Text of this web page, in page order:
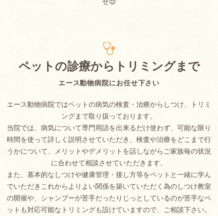
エース動物病院にお任せ下さい
ペットの診療からトリミングまで
エース動物病院ではペットの病気の検査・治療からしつけ、トリミ
ングまで取り扱っております。
当院では、病気について専門用語を出来るだけ使わず、可能な限り
時間を使って詳しく説明させていただき、検査や治療をどこまで行
うかについて、メリットやデメリットを話しながらご家族毎の状況
に合わせて相談させていただきます。
また、基本的なしつけや健康管理・接し方等をペットと一緒に学ん
でいただきこれからよりよい関係を築いていただく為のしつけ教室
の開催や、シャンプーが苦手だったりじっとしているのが苦手なペ
ットも対応可能なトリミングも設けていますので、ご相談下さい。